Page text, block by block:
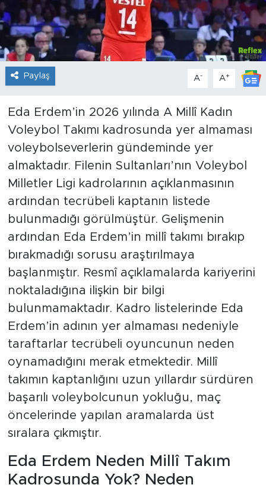
Paylaş A- A+
Eda Erdem’in 2026 yılında A Millî Kadın
Voleybol Takımı kadrosunda yer almaması
voleybolseverlerin gündeminde yer
almaktadır. Filenin Sultanları’nın Voleybol
Milletler Ligi kadrolarının açıklanmasının
ardından tecrübeli kaptanın listede
bulunmadığı görülmüştür. Gelişmenin
ardından Eda Erdem’in millî takımı bırakıp
bırakmadığı sorusu araştırılmaya
başlanmıştır. Resmî açıklamalarda kariyerini
noktaladığına ilişkin bir bilgi
bulunmamaktadır. Kadro listelerinde Eda
Erdem’in adının yer almaması nedeniyle
taraftarlar tecrübeli oyuncunun neden
oynamadığını merak etmektedir. Millî
takımın kaptanlığını uzun yıllardır sürdüren
başarılı voleybolcunun yokluğu, maç
öncelerinde yapılan aramalarda üst
sıralara çıkmıştır.
Eda Erdem Neden Millî Takım
Kadrosunda Yok? Neden